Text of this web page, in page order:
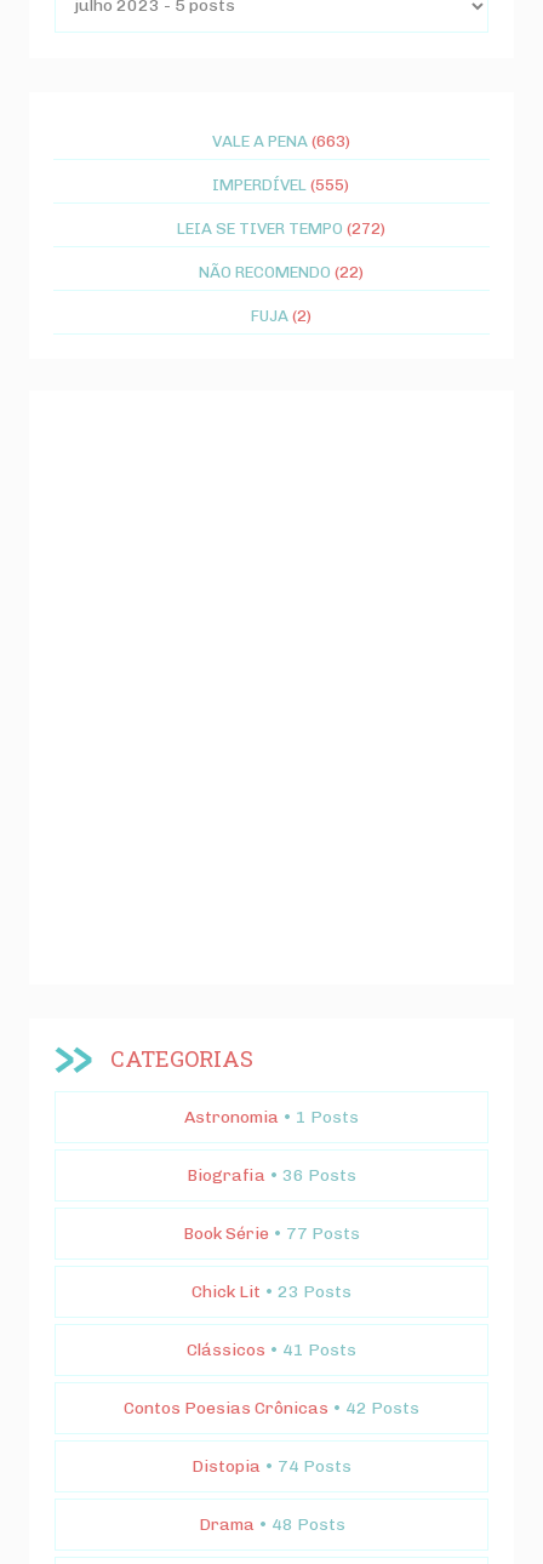
VALE A PENA (663)
IMPERDÍVEL (555)
LEIA SE TIVER TEMPO (272)
NÃO RECOMENDO (22)
FUJA (2)
CATEGORIAS
Astronomia • 1 Posts
Biografia • 36 Posts
Book Série • 77 Posts
Chick Lit • 23 Posts
Clássicos • 41 Posts
Contos Poesias Crônicas • 42 Posts
Distopia • 74 Posts
Drama • 48 Posts